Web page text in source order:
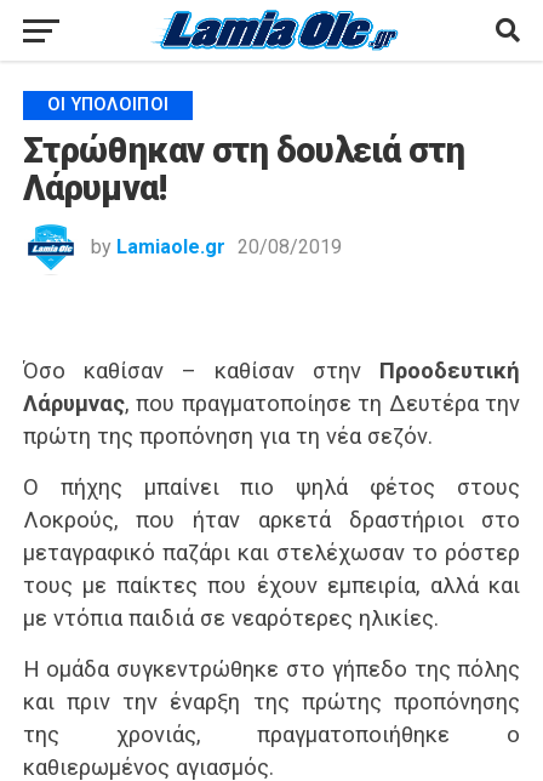
ΟΙ ΥΠΌΛΟΙΠΟΙ
Στρώθηκαν στη δουλειά στη
Λάρυμνα!
by Lamiaole.gr 20/08/2019
Όσο καθίσαν – καθίσαν στην Προοδευτική
Λάρυμνας, που πραγματοποίησε τη Δευτέρα την
πρώτη της προπόνηση για τη νέα σεζόν.
Ο πήχης μπαίνει πιο ψηλά φέτος στους
Λοκρούς, που ήταν αρκετά δραστήριοι στο
μεταγραφικό παζάρι και στελέχωσαν το ρόστερ
τους με παίκτες που έχουν εμπειρία, αλλά και
με ντόπια παιδιά σε νεαρότερες ηλικίες.
Η ομάδα συγκεντρώθηκε στο γήπεδο της πόλης
και πριν την έναρξη της πρώτης προπόνησης
της χρονιάς, πραγματοποιήθηκε ο
καθιερωμένος αγιασμός.